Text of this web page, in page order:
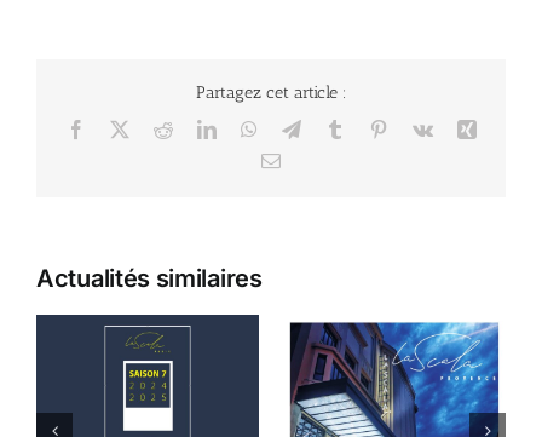
Partagez cet article :
Facebook RedditLinkedInWhatsApp
TelegramTumblr Pinterest
Vk
Xing
Email
Actualités similaires